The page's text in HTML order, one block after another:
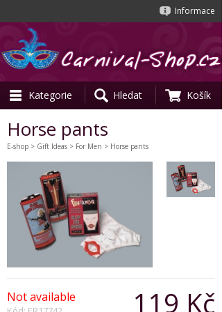
Informace
Kategorie Hledat Košík
Horse pants
E-shop > Gift Ideas > For Men > Horse pants
119 Kč
Not available